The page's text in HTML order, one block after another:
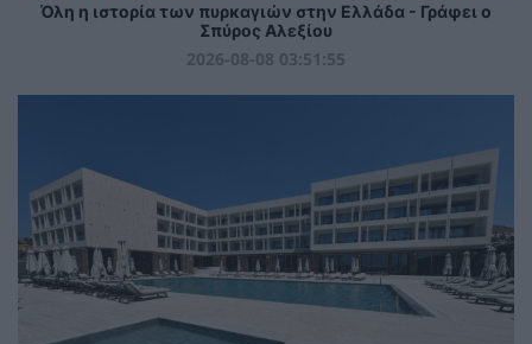
Όλη η ιστορία των πυρκαγιών στην Ελλάδα - Γράφει ο
Σπύρος Αλεξίου
2026-08-08 03:51:55